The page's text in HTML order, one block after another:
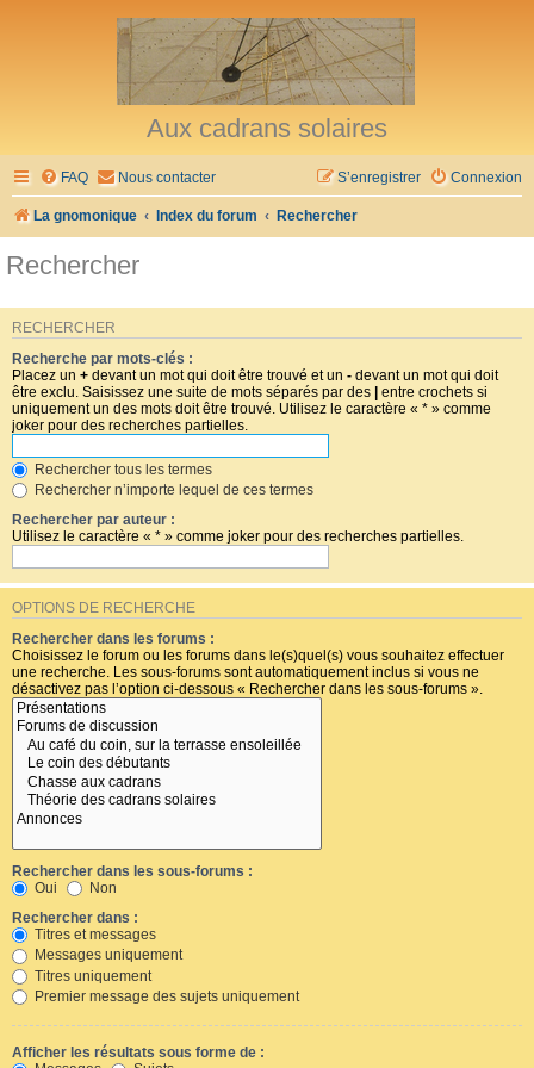
Aux cadrans solaires
FAQ Nous contacter Connexion
S’enregistrer
La gnomonique Index du forum Rechercher
Rechercher
RECHERCHER
Recherche par mots-clés :
Placez un + devant un mot qui doit être trouvé et un - devant un mot qui doit
être exclu. Saisissez une suite de mots séparés par des | entre crochets si
uniquement un des mots doit être trouvé. Utilisez le caractère « * » comme
joker pour des recherches partielles.
Rechercher tous les termes
Rechercher n’importe lequel de ces termes
Rechercher par auteur :
Utilisez le caractère « * » comme joker pour des recherches partielles.
OPTIONS DE RECHERCHE
Rechercher dans les forums :
Choisissez le forum ou les forums dans le(s)quel(s) vous souhaitez effectuer
une recherche. Les sous-forums sont automatiquement inclus si vous ne
désactivez pas l’option ci-dessous « Rechercher dans les sous-forums ».
Rechercher dans les sous-forums :
Oui
Non
Rechercher dans :
Titres et messages
Messages uniquement
Titres uniquement
Premier message des sujets uniquement
Afficher les résultats sous forme de :